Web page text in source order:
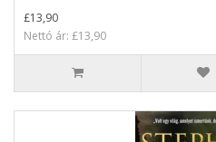
£13,90
Nettó ár: £13,90